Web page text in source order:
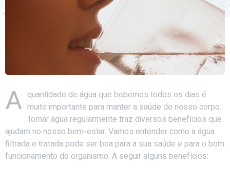
A quantidade de água que bebemos todos os dias é
muito importante para manter a saúde do nosso corpo.
Tomar água regularmente traz diversos benefícios que
ajudam no nosso bem-estar. Vamos entender como a água
filtrada e tratada pode ser boa para a sua saúde e para o bom
funcionamento do organismo. A seguir alguns benefícios: